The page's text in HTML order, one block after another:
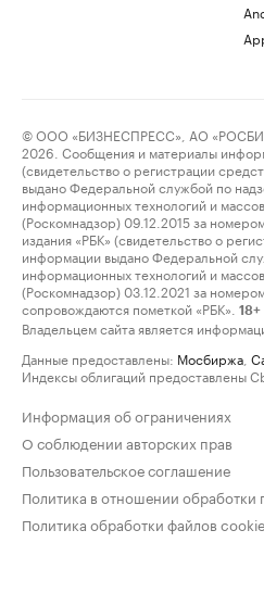
© ООО «БИЗНЕСПРЕСС», АО
2026. Сообщения и материалы
(свидетельство о регистрации
выдано Федеральной службой по
информационных технологий и
(Роскомнадзор) 09.12.2015 за
издания «РБК» (свидетельство о
информации выдано Федеральной
информационных технологий и
(Роскомнадзор) 03.12.2021 за
сопровождаются пометкой «РБК».
18+
Владельцем сайта является
Данные предоставлены: Мосбиржа
Индексы облигаций предоставлены
Информация об ограничениях
О соблюдении авторских прав
Пользовательское соглашение
Политика в отношении обработки
Политика обработки файлов cookie